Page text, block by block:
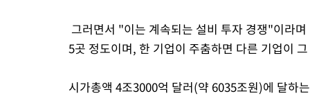
그러면서 "이는 계속되는 설비 투자 경쟁"이라
5곳 정도이며, 한 기업이 주춤하면 다른 기업이
시가총액 4조3000억 달러(약 6035조원)에 달하